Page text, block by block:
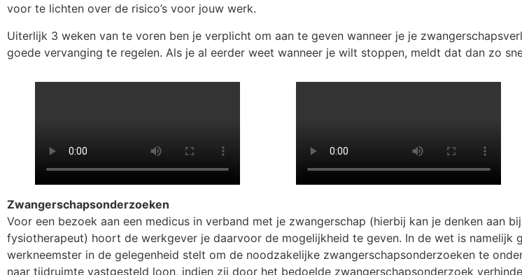
voor te lichten over de risico’s voor jouw werk.
Uiterlijk 3 weken van te voren ben je verplicht om aan te geven wanneer je je
goede vervanging te regelen. Als je al eerder weet wanneer je wilt stoppen, meldt dat dan zo
Zwangerschapsonderzoeken
Voor een bezoek aan een medicus in verband met je zwangerschap (hierbij kan je denken aan
fysiotherapeut) hoort de werkgever je daarvoor de mogelijkheid te geven. In de wet is namelijk
werkneemster in de gelegenheid stelt om de noodzakelijke zwangerschapsonderzoeken te
naar tijdruimte vastgesteld loon, indien zij door het bedoelde zwangerschapsonderzoek